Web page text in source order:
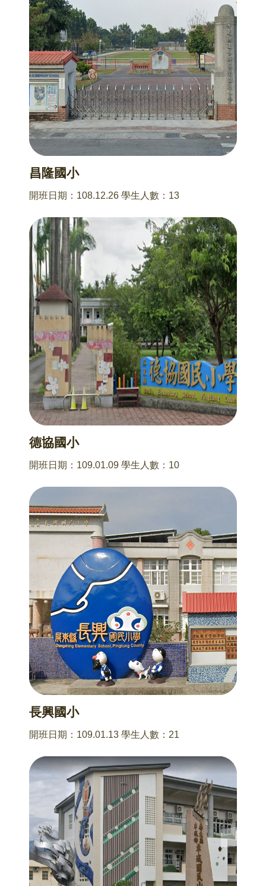
昌隆國小
開班日期：108.12.26 學生人數：13
德協國小
開班日期：109.01.09 學生人數：10
長興國小
開班日期：109.01.13 學生人數：21